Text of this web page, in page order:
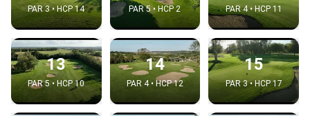
PAR 3 • HCP 14 PAR 5 • HCP 2 PAR 4 • HCP 11
13
PAR 5 • HCP 10
14
PAR 4 • HCP 12
15
PAR 3 • HCP 17